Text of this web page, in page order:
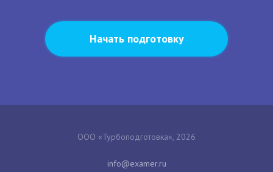
Начать подготовку
ООО «Турбоподготовка», 2026